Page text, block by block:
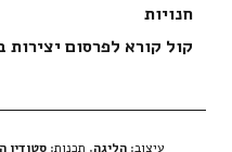
חנויות
קול קורא לפרסום
עיצוב:הליגה, תכנות:סטודיו